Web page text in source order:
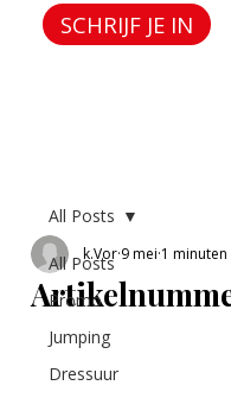
SCHRIJF JE IN
All Posts
Promo
Jumping
Dressuur
All Posts
k.Vor 9 mei 1